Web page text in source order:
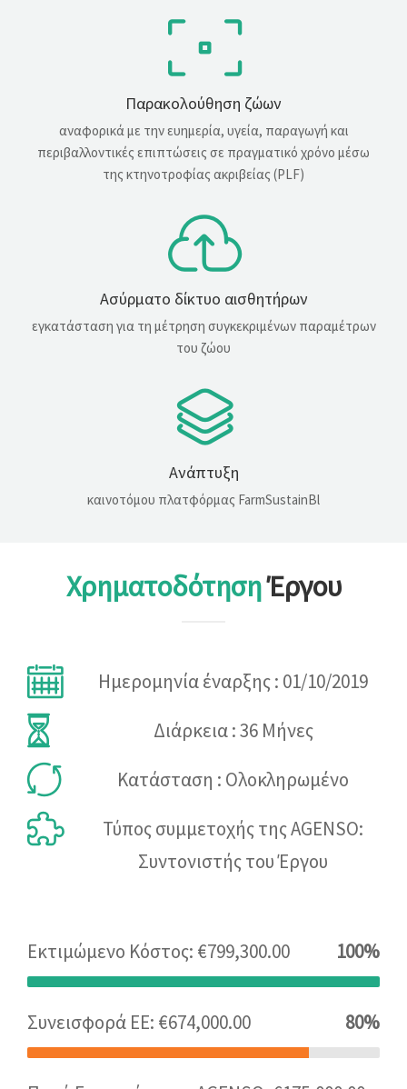
Παρακολούθηση ζώων
αναφορικά με την ευημερία, υγεία, παραγωγή και
περιβαλλοντικές επιπτώσεις σε πραγματικό χρόνο μέσω
της κτηνοτροφίας ακριβείας (PLF)
Ασύρματο δίκτυο αισθητήρων
εγκατάσταση για τη μέτρηση συγκεκριμένων παραμέτρων
του ζώου
Ανάπτυξη
καινοτόμου πλατφόρμας FarmSustainBl
ΧρηματοδότησηΈργου
Ημερομηνία έναρξης : 01/10/2019
Διάρκεια : 36 Μήνες
Κατάσταση : Ολοκληρωμένο
Τύπος συμμετοχής της AGENSO:
Συντονιστής του Έργου
Εκτιμώμενο Κόστος: €799,300.00 100%
Συνεισφορά ΕΕ: €674,000.00 80%